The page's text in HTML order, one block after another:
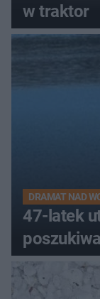
w traktor
DRAMAT NAD
47-latek